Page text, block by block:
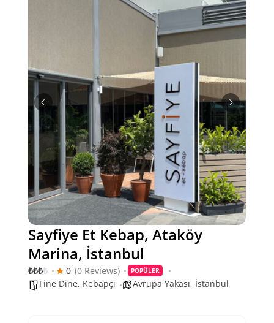
Sayfiye Et Kebap, Ataköy
Marina, İstanbul
₺₺₺₺ 0 (0 Reviews) POPÜLER
Fine Dine, Kebapçı Avrupa Yakası, İstanbul